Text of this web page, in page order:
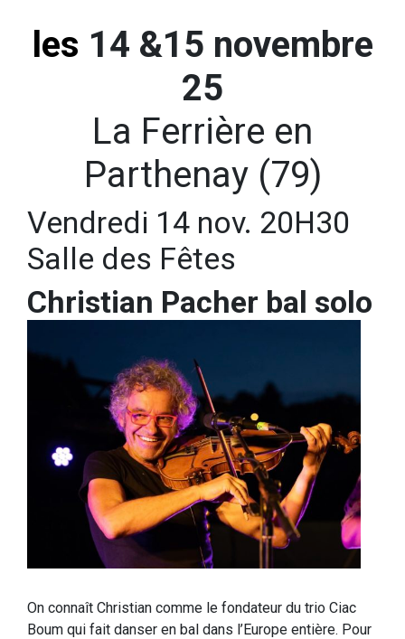
les 14 &15 novembre
25
La Ferrière en
Parthenay (79)
Vendredi 14 nov. 20H30
Salle des Fêtes
Christian Pacher bal solo
On connaît Christian comme le fondateur du trio Ciac
Boum qui fait danser en bal dans l’Europe entière. Pour